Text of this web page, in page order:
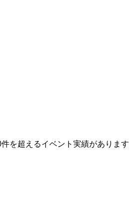
を超えるイベント実績があり